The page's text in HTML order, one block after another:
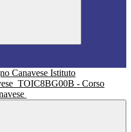
Istituto
TOIC8BG00B - Corso